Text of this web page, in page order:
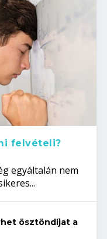
felvételi?
egyáltalán nem
ösztöndíjat a